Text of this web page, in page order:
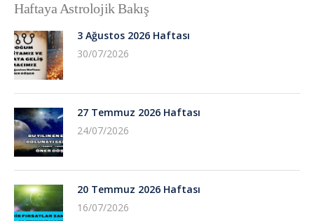
Haftaya Astrolojik Bakış
3 Ağustos 2026 Haftası
30/07/2026
27 Temmuz 2026 Haftası
24/07/2026
20 Temmuz 2026 Haftası
16/07/2026